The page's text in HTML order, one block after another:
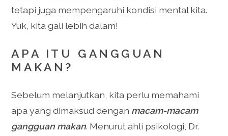
tetapi juga mempengaruhi kondisi mental kita.
Yuk, kita gali lebih dalam!
APA ITU GANGGUAN
MAKAN?
Sebelum melanjutkan, kita perlu memahami
apa yang dimaksud dengan macam-macam
gangguan makan. Menurut ahli psikologi, Dr.